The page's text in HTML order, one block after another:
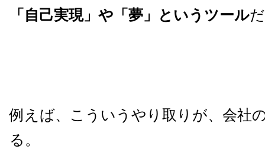
「自己実現」や「夢」というツール
例えば、こういうやり取りが、会社
る。